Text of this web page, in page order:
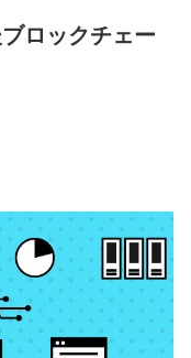
ロックチェー